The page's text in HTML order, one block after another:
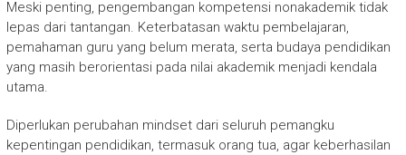
Meski penting, pengembangan kompetensi nonakademik tidak
lepas dari tantangan. Keterbatasan waktu pembelajaran,
pemahaman guru yang belum merata, serta budaya pendidikan
yang masih berorientasi pada nilai akademik menjadi kendala
utama.
Diperlukan perubahan mindset dari seluruh pemangku
kepentingan pendidikan, termasuk orang tua, agar keberhasilan